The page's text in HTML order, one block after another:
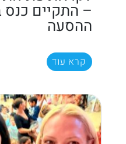
– התקיים כנס
ההסעה
קרא עוד